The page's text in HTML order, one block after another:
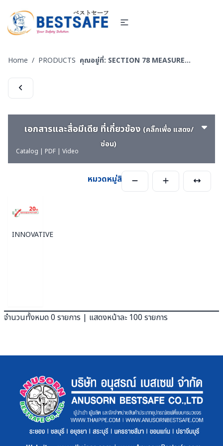
Home / PRODUCTS คุณอยู่ที่: SECTION 78 MEASURE EQUIPMENTS เครื่องวัดสิ่งสิ่งแวดล้อม
เอกสารและสื่อมีเดีย ที่เกี่ยวข้อง (คลิ๊กเพื่อ แสดง/
ซ่อน)
Catalog | PDF | Video
หมวดหมู่สินค้า
INNOVATIVE
จำนวนทั้งหมด 0 รายการ | แสดงหน้าละ 100 รายการ